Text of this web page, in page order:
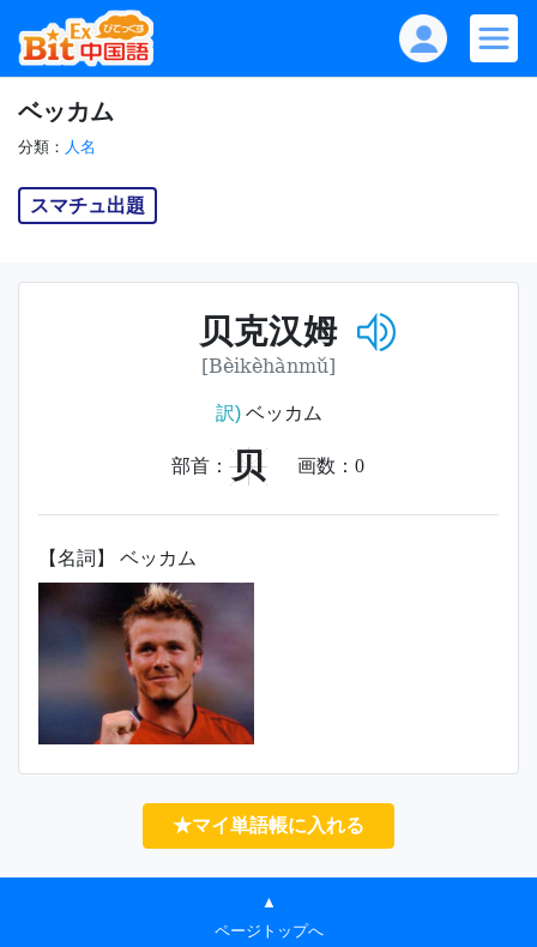
ベッカム
分類： 人名
スマチュ出題
贝克汉姆
[Bèikèhànmǔ]
訳)ベッカム
部首： 贝 画数： 0
【名詞】 ベッカム
★マイ単語帳に入れる
▲
ページトップへ